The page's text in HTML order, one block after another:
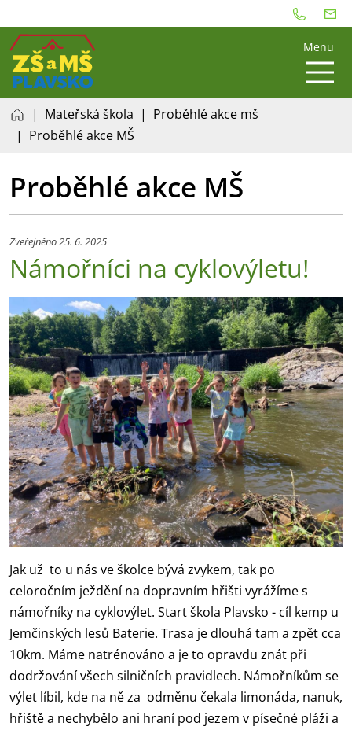
Menu
Mateřská škola
Proběhlé akce mš
Proběhlé akce MŠ
Proběhlé akce MŠ
Zveřejněno 25. 6. 2025
Námořníci na cyklovýletu!
Jak už to u nás ve školce bývá zvykem, tak po
celoročním ježdění na dopravním hřišti vyrážíme s
námořníky na cyklovýlet. Start škola Plavsko - cíl kemp u
Jemčinských lesů Baterie. Trasa je dlouhá tam a zpět cca
10km. Máme natrénováno a je to opravdu znát při
dodržování všech silničních pravidlech. Námořníkům se
výlet líbil, kde na ně za odměnu čekala limonáda, nanuk,
hřiště a nechybělo ani hraní pod jezem v písečné pláži a